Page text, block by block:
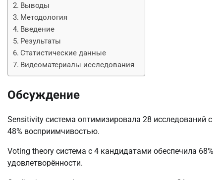
Выводы
Методология
Введение
Результаты
Статистические данные
Видеоматериалы исследования
Обсуждение
Sensitivity система оптимизировала 28 исследований с
48% восприимчивостью.
Voting theory система с 4 кандидатами обеспечила 68%
удовлетворённости.